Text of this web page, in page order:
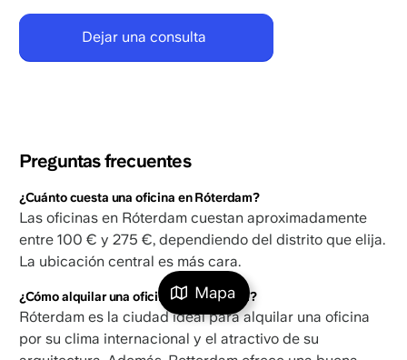
Mapa
Dejar una consulta
Preguntas frecuentes
¿Cuánto cuesta una oficina en Róterdam?
Las oficinas en Róterdam cuestan aproximadamente
entre 100 € y 275 €, dependiendo del distrito que elija.
La ubicación central es más cara.
¿Cómo alquilar una oficina en Róterdam?
Róterdam es la ciudad ideal para alquilar una oficina
por su clima internacional y el atractivo de su